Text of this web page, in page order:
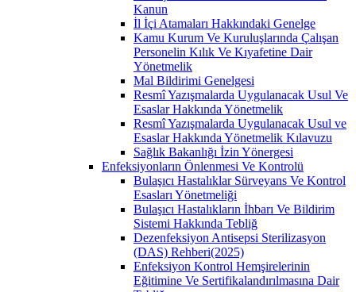
Kanun
İl İçi Atamaları Hakkındaki Genelge
Kamu Kurum Ve Kuruluşlarında Çalışan
Personelin Kılık Ve Kıyafetine Dair
Yönetmelik
Mal Bildirimi Genelgesi
Resmî Yazışmalarda Uygulanacak Usul Ve
Esaslar Hakkında Yönetmelik
Resmî Yazışmalarda Uygulanacak Usul ve
Esaslar Hakkında Yönetmelik Kılavuzu
Sağlık Bakanlığı İzin Yönergesi
Enfeksiyonların Önlenmesi Ve Kontrolü
Bulaşıcı Hastalıklar Sürveyans Ve Kontrol
Esasları Yönetmeliği
Bulaşıcı Hastalıkların İhbarı Ve Bildirim
Sistemi Hakkında Tebliğ
Dezenfeksiyon Antisepsi Sterilizasyon
(DAS) Rehberi(2025)
Enfeksiyon Kontrol Hemşirelerinin
Eğitimine Ve Sertifikalandırılmasına Dair